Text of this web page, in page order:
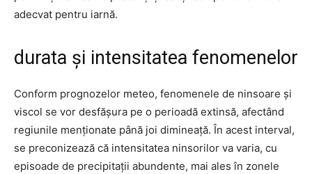
adecvat pentru iarnă.
durata și intensitatea fenomenelor
Conform prognozelor meteo, fenomenele de ninsoare și
viscol se vor desfășura pe o perioadă extinsă, afectând
regiunile menționate până joi dimineață. În acest interval,
se preconizează că intensitatea ninsorilor va varia, cu
episoade de precipitații abundente, mai ales în zonele